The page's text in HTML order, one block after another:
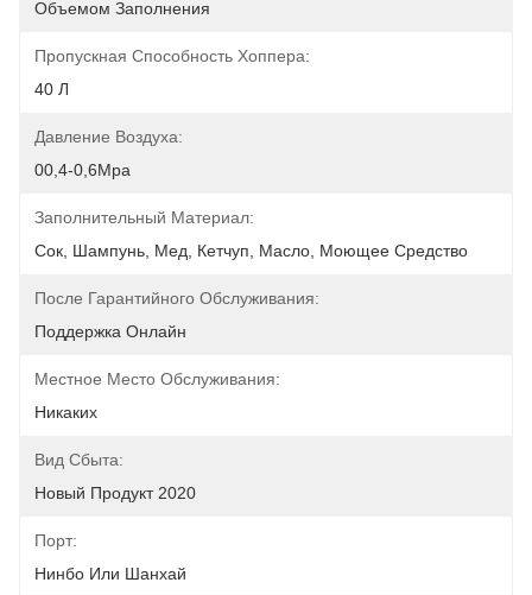
Объемом Заполнения
Пропускная Способность Хоппера:
40 Л
Давление Воздуха:
00,4-0,6Mpa
Заполнительный Материал:
Сок, Шампунь, Мед, Кетчуп, Масло, Моющее Средство
После Гарантийного Обслуживания:
Поддержка Онлайн
Местное Место Обслуживания:
Никаких
Вид Сбыта:
Новый Продукт 2020
Порт:
Нинбо Или Шанхай